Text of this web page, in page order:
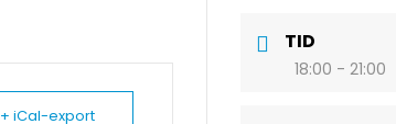
+ iCal-export
TID
18:00 - 21:00